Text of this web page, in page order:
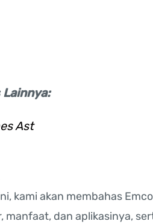
Ast
kami akan membahas
manfaat, dan aplikasinya,